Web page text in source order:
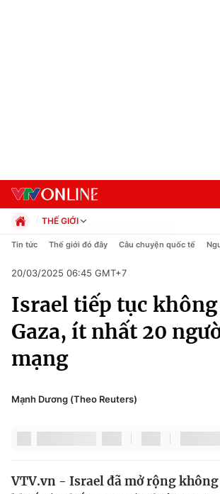
Chuyên mục
Chính trị
Xã hội
Pháp luật
Y tế
Thế giới
THẾ GIỚI
Chính trị
Pháp luật
Kinh tế
Thể thao
Truyền hình
Văn hóa - Giải trí
Y tế
Công nghệ
Tin tức Thế giới đó đây Câu chuyện quốc tế
20/03/2025 06:45 GMT+7
Israel tiếp tục
Gaza, ít nhất 20
mạng
Mạnh Dương (Theo Reuters)
VTV.vn - Israel đã mở rộng không